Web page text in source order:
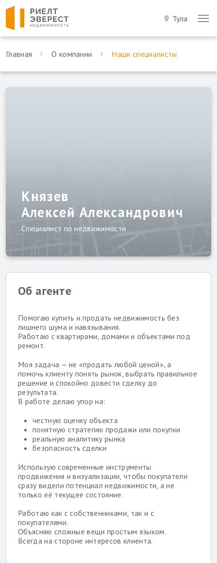
Тула
Главная О компании Наши специалисты
Князев
Алексей Александрович
Специалист по недвижимости
Об агенте
Помогаю купить и продать недвижимость без
лишнего шума и навязывания.
Работаю с квартирами, домами и объектами под
ремонт.
Моя задача — не «продать любой ценой», а
помочь клиенту понять рынок, выбрать правильное
решение и спокойно довести сделку до
результата.
В работе делаю упор на:
честную оценку объекта
понятную стратегию продажи или покупки
реальную аналитику рынка
безопасность сделки
Использую современные инструменты
продвижения и визуализации, чтобы покупатели
сразу видели потенциал недвижимости, а не
только её текущее состояние.
Работаю как с собственниками, так и с
покупателями.
Объясняю сложные вещи простым языком.
Всегда на стороне интересов клиента.